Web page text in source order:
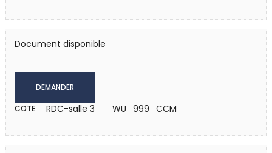
Document disponible
DEMANDER
COTE RDC-salle 3 WU 999 CCM